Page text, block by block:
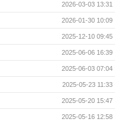
2026-03-03 13:31
2026-01-30 10:09
2025-12-10 09:45
2025-06-06 16:39
2025-06-03 07:04
2025-05-23 11:33
2025-05-20 15:47
2025-05-16 12:58